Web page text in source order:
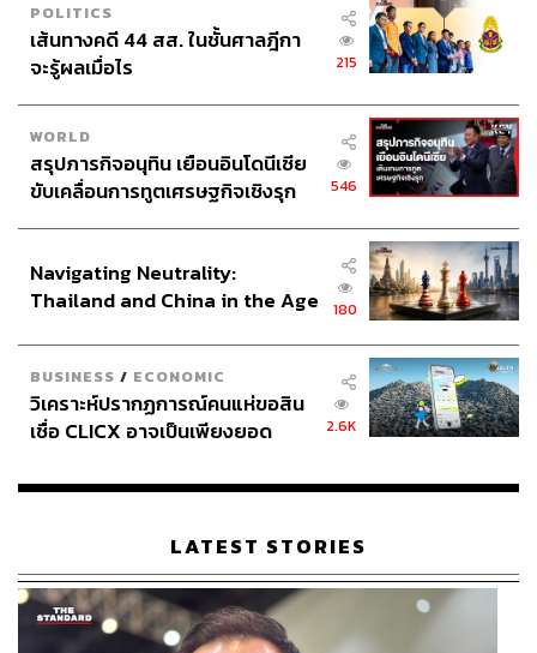
POLITICS
เส้นทางคดี 44 สส. ในชั้นศาลฎีกา
จะรู้ผลเมื่อไร
215
WORLD
สรุปภารกิจอนุทิน เยือนอินโดนีเซีย
ขับเคลื่อนการทูตเศรษฐกิจเชิงรุก
546
Navigating Neutrality:
Thailand and China in the Age
180
BUSINESS / ECONOMIC
วิเคราะห์ปรากฏการณ์คนแห่ขอสิน
เชื่อ CLICX อาจเป็นเพียงยอด
เรือนไทยที่ถูกซุกไว้
2.6K
LATEST STORIES